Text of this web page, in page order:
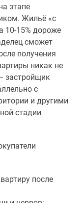
этапе
Жильё «с
10-15% дороже
сможет
получения
никак не
застройщик
с
и другими
стадии
после